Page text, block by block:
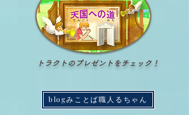
トラクトのプレゼントをチェック！
blogみことば職人るちゃん